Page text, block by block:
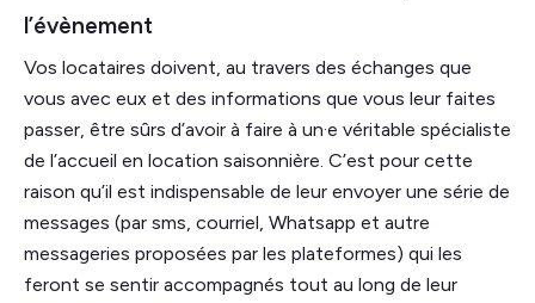
l’évènement
Vos locataires doivent, au travers des échanges que
vous avec eux et des informations que vous leur faites
passer, être sûrs d’avoir à faire à un·e véritable spécialiste
de l’accueil en location saisonnière. C’est pour cette
raison qu’il est indispensable de leur envoyer une série de
messages (par sms, courriel, Whatsapp et autre
messageries proposées par les plateformes) qui les
feront se sentir accompagnés tout au long de leur